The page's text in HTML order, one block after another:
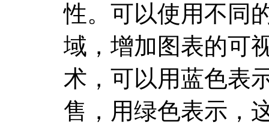
性。可以使用不同
域，增加图表的可
术，可以用蓝色表
售，用绿色表示，